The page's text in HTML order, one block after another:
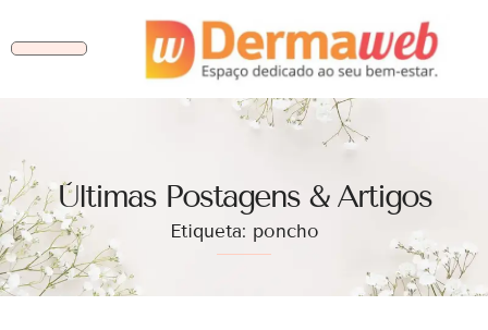
Ùltimas Postagens & Artigos
Etiqueta: poncho